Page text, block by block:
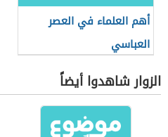
أهم العلماء في العصر
العباسي
الزوار شاهدوا أيضاً